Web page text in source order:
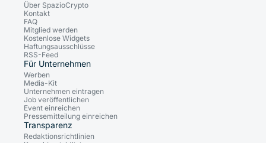
Über SpazioCrypto
Kontakt
FAQ
Mitglied werden
Kostenlose Widgets
Haftungsausschlüsse
RSS-Feed
Für Unternehmen
Werben
Media-Kit
Unternehmen eintragen
Job veröffentlichen
Event einreichen
Pressemitteilung einreichen
Transparenz
Redaktionsrichtlinien